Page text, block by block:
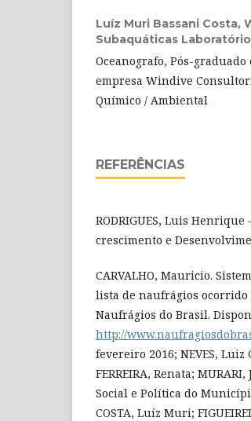
Luíz Muri Bassani Costa,
Subaquáticas
Oceanografo, Pós-
empresa Windive
Químico / Ambiental
REFERÊNCIAS
RODRIGUES, Luis
crescimento e
CARVALHO, Mauricio.
lista de naufrágios ocorrido
Naufrágios do Brasil.
http://
fevereiro 2016; NEVES, Luiz
FERREIRA, Renata;
Social e Política do
COSTA, Luíz Muri;